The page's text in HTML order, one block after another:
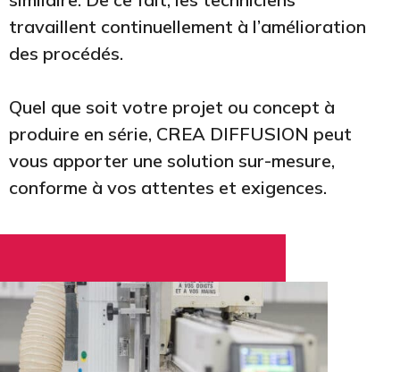
travaillent continuellement à l’amélioration
des procédés.
Quel que soit votre projet ou concept à
produire en série, CREA DIFFUSION peut
vous apporter une solution sur-mesure,
conforme à vos attentes et exigences.